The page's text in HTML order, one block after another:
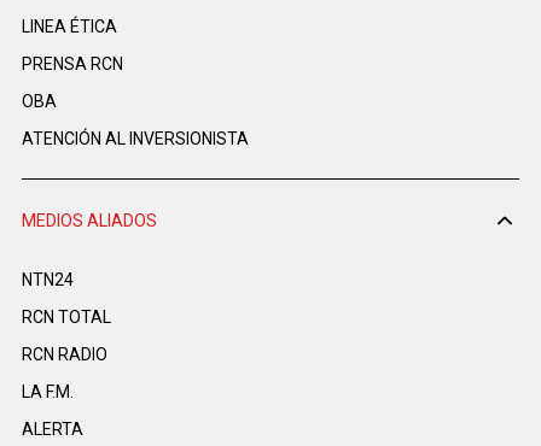
LINEA ÉTICA
PRENSA RCN
OBA
ATENCIÓN AL INVERSIONISTA
MEDIOS ALIADOS
NTN24
RCN TOTAL
RCN RADIO
LA F.M.
ALERTA